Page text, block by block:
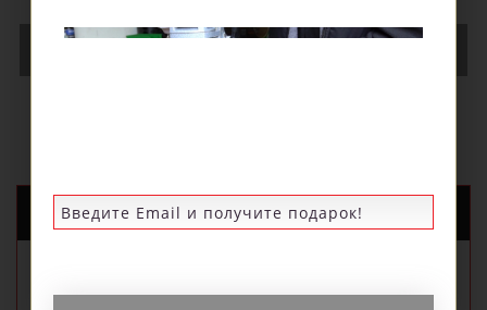
НОВЫЕ ПОСТУПЛЕНИЯ